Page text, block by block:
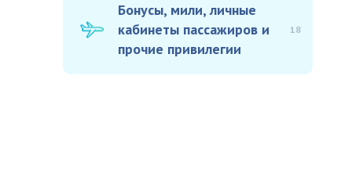
Бонусы, мили, личные
кабинеты пассажиров и
прочие привилегии
18